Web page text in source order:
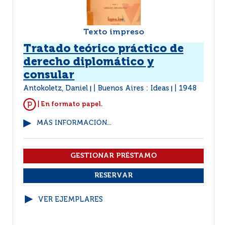
Texto impreso
Tratado teórico práctico de
derecho diplomático y
consular
Antokoletz, Daniel Buenos Aires : Ideas 1948
| En formato papel.
MÁS INFORMACIÓN...
VER EJEMPLARES